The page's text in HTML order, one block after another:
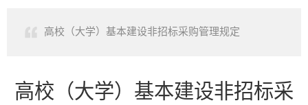
高校（大学）基本建设非招标采购管理规定
高校（大学）基本建设非招标采